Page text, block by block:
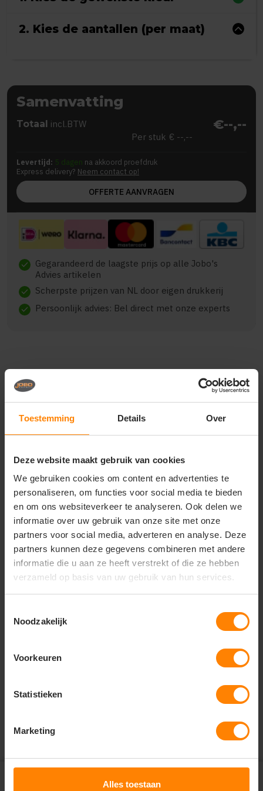
Toestemming Details Over
Deze website maakt gebruik van cookies
We gebruiken cookies om content en advertenties te
personaliseren, om functies voor social media te bieden
en om ons websiteverkeer te analyseren. Ook delen we
informatie over uw gebruik van onze site met onze
partners voor social media, adverteren en analyse. Deze
partners kunnen deze gegevens combineren met andere
informatie die u aan ze heeft verstrekt of die ze hebben
verzameld op basis van uw gebruik van hun services.
Noodzakelijk
Voorkeuren
Statistieken
Marketing
Alles toestaan
2. Kies de aantallen (per maat)
Samenvatting
Totaal incl.BTW €--,--
Per stuk € --,--
Levertijd: 5 dagen na akkoord proefdruk
Express delivery? Neem contact op!
OFFERTE AANVRAGEN
check Gegarandeerd de laagste prijs op alle Jobo's
Advies artikelen
check Scherpste prijzen van NL door eigen drukkerij
check Persoonlijk advies: Bel direct met onze experts
Beschrijving
J. Harvest & Frost modern
dames 2962223
beschikbaar vanaf eind februari! deze comfortabele
broek met een stretch taille zorgt ervoor dat je er de
hele dag goed uitziet en je goed voelt. combineer ze
met het patch pocket overshirt of modern zip
overshirt voor een complete modern suit. perfect in
combinatie met laarzen of sneakers.
op met onze
klantenservice
call +31(0)418 511 972
Abonneer je op onze
nieuwsbrief en ontvang € 5,-